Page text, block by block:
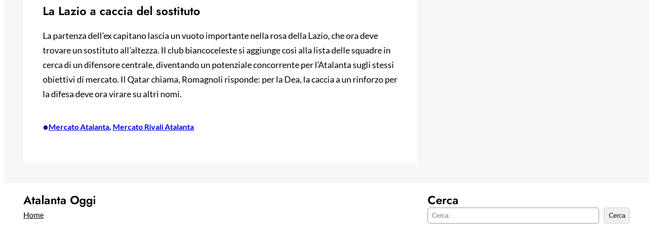
La Lazio a caccia del sostituto
La partenza dell’ex capitano lascia un vuoto importante nella rosa della Lazio, che ora deve
trovare un sostituto all’altezza. Il club biancoceleste si aggiunge così alla lista delle squadre in
cerca di un difensore centrale, diventando un potenziale concorrente per l’Atalanta sugli stessi
obiettivi di mercato. Il Qatar chiama, Romagnoli risponde: per la Dea, la caccia a un rinforzo per
la difesa deve ora virare su altri nomi.
•Mercato Atalanta, Mercato Rivali Atalanta
Atalanta Oggi
Home
Cerca
C
Cerca